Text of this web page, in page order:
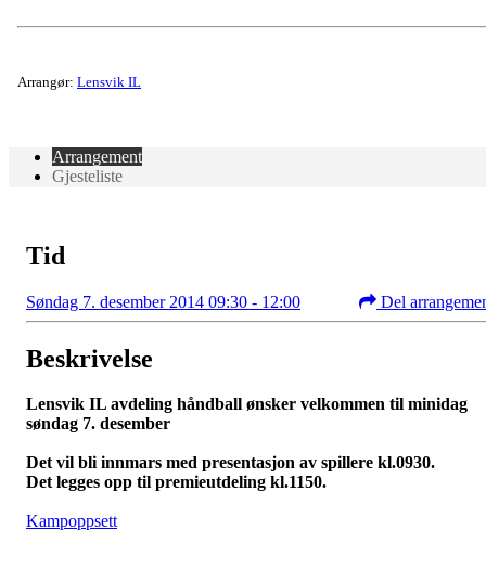
Arrangør: Lensvik IL
Arrangement
Gjesteliste
Tid
Søndag 7. desember 2014 09:30 - 12:00 Del
Beskrivelse
Lensvik IL avdeling håndball ønsker velkommen til minidag
søndag 7. desember
Det vil bli innmars med presentasjon av spillere kl.0930.
Det legges opp til premieutdeling kl.1150.
Kampoppsett